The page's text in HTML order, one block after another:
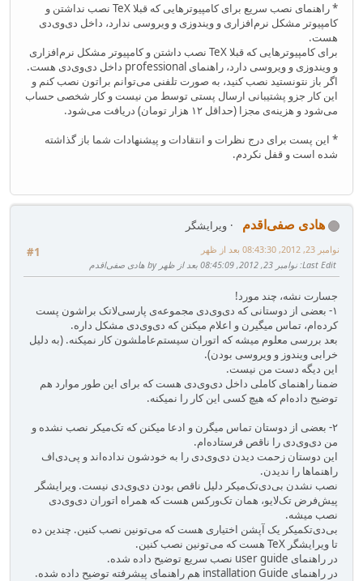
* راهنمای نصب سریع برای کامپیوترهایی که قبلا TeX نصب نداشتن و
کامپیوتر مشکل نرم‌افزاری و ویندوزی و ویروسی ندارد، داخل دی‌وی‌دی
هست.
برای کامپیوترهایی که قبلا TeX نصب داشتن و کامپیوتر مشکل نرم‌افزاری
و ویندوزی و ویروسی دارد، راهنمای professional داخل دی‌وی‌دی هست.
اگر باز نتونستید نصب کنید، به صورت تلفنی می‌توانم براتون نصب کنم و
این کار جزو پشتیبانی ارسال پستی توسط من نیست و کار شخصی حساب
می‌شود و هزینه‌ی مجزا (حداقل ۱۲ هزار تومان) دریافت می‌شود.
* این پست برای درج نظرات و انتقادات و پیشنهادات شما باز گذاشته
شده است و قفل نکردم.
هادی صفی‌اقدم
ویرایشگر
#1
نوامبر 23, 2012, 08:43:30 بعد از ظهر
Last Edit: نوامبر 23, 2012, 08:45:09 بعد از ظهر by هادی صفی‌اقدم
جسارت نشه، چند مورد!
۱- بعضی از دوستانی که دی‌وی‌دی مجموعه‌ی پارسی‌لاتک براشون پست
کرده‌ام، تماس میگیرن و اعلام میکنن که دی‌وی‌دی مشکل داره.
بعد بررسی معلوم میشه که اتوران سیستم‌عاملشون کار نمیکنه. (به دلیل
خرابی ویندوز و ویروسی بودن).
این دیگه دست من نیست.
ضمنا راهنمای کاملی داخل دی‌وی‌دی هست که برای این طور موارد هم
توضیح داده‌ام که هیچ کسی این کار را نمیکنه.
۲- بعضی از دوستان تماس میگرن و ادعا میکنن که تک‌میکر نصب نشده و
من دی‌وی‌دی را ناقص فرستاده‌ام.
این دوستان زحمت دیدن دی‌وی‌دی را به خودشون نداده‌اند و پی‌دی‌اف
راهنما‌ها را ندیدن.
نصب نشدن بی‌دی‌تک‌میکر دلیل ناقص بودن دی‌وی‌دی نیست. ویرایشگر
پیش‌فرض تک‌لایو، همان تک‌ورکس هست که همراه اتوران دی‌وی‌دی
نصب میشه.
بی‌دی‌تکمیکر یک آپشن اختیاری هست که می‌تونین نصب کنین. چندین ده
تا ویرایشگر TeX هست که می‌تونین نصب کنین.
در راهنمای user guide نصب سریع توضیح داده شده.
در راهنمای installation Guide هم راهنمای پیشرفته توضیح داده شده.